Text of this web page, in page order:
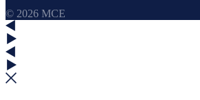
© 2026 MCE